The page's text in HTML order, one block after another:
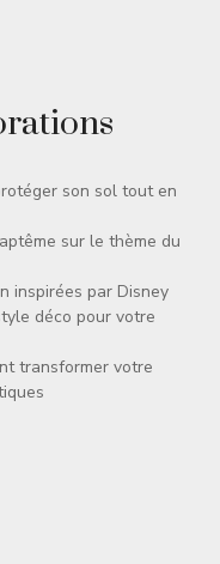
son sol tout en
sur le thème du
inspirées par Disney
déco pour votre
transformer votre